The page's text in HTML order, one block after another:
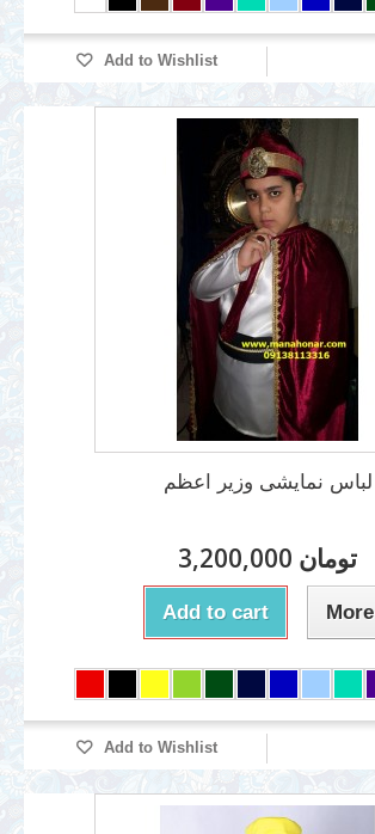
Add to Wishlist
لباس نمایشی وزیر اعظم
3,200,000 تومان
Add to cart More
Add to Wishlist